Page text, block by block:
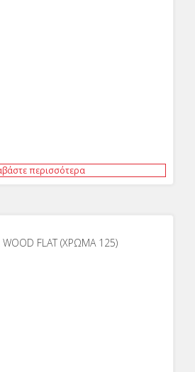
περισσότερα
WOOD FLAT (ΧΡΩΜΑ 125)